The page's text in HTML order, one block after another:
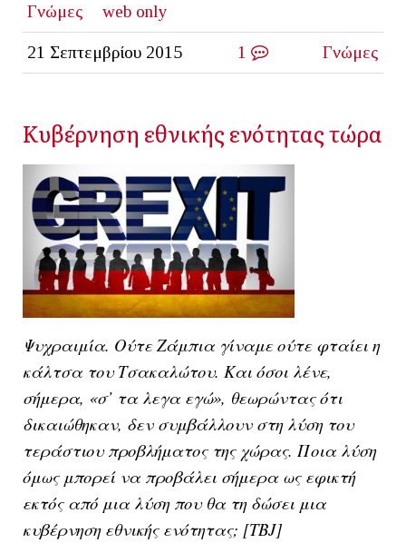
Γνώμες
web only
21 Σεπτεμβρίου 2015 1 Γνώμες
Κυβέρνηση εθνικής ενότητας τώρα
Ψυχραιμία. Ούτε Ζάμπια γίναμε ούτε φταίει η
κάλτσα του Τσακαλώτου. Και όσοι λένε,
σήμερα, «σ’ τα λεγα εγώ», θεωρώντας ότι
δικαιώθηκαν, δεν συμβάλλουν στη λύση του
τεράστιου προβλήματος της χώρας. Ποια λύση
όμως μπορεί να προβάλει σήμερα ως εφικτή
εκτός από μια λύση που θα τη δώσει μια
κυβέρνηση εθνικής ενότητας; [ΤΒJ]